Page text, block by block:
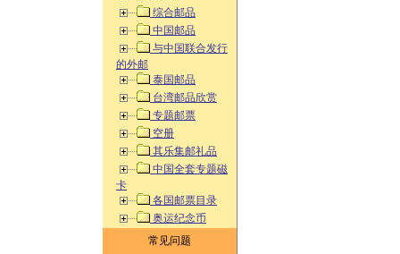
综合邮品
中国邮品
与中国联合发行
的外邮
泰国邮品
台湾邮品欣赏
专题邮票
空册
其乐集邮礼品
中国全套专题磁
卡
各国邮票目录
奥运纪念币
常见问题